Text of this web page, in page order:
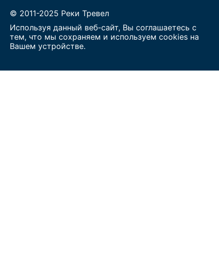
© 2011-2025 Реки Тревел
Используя данный веб-сайт, Вы соглашаетесь с
тем, что мы сохраняем и используем cookies на
Вашем устройстве.